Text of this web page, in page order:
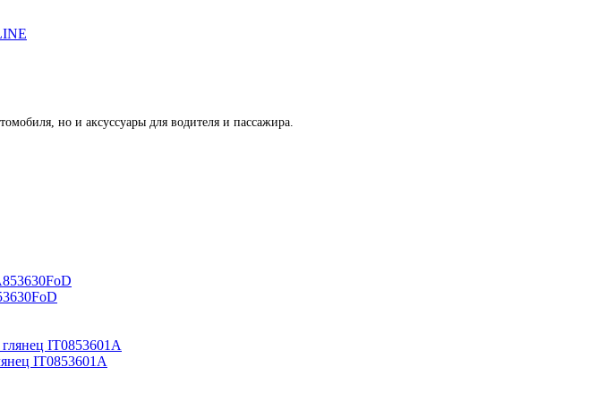
но и аксуссуары для водителя и пассажира.
IT0853601A